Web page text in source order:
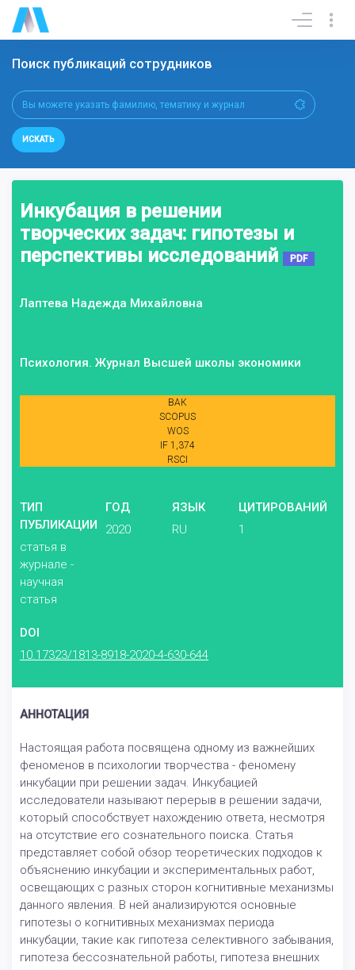
Поиск публикаций сотрудников
ИСКАТЬ
Инкубация в решении
творческих задач: гипотезы и
перспективы исследований
PDF
Лаптева Надежда Михайловна
Психология. Журнал Высшей школы экономики
ВАК
SCOPUS
WOS
IF 1,374
RSCI
ТИП
ПУБЛИКАЦИИ
статья в
журнале -
научная
статья
ГОД
2020
ЯЗЫК
RU
ЦИТИРОВАНИЙ
1
DOI
10.17323/1813-8918-2020-4-630-644
АННОТАЦИЯ
Настоящая работа посвящена одному из важнейших
феноменов в психологии творчества - феномену
инкубации при решении задач. Инкубацией
исследователи называют перерыв в решении задачи,
который способствует нахождению ответа, несмотря
на отсутствие его сознательного поиска. Статья
представляет собой обзор теоретических подходов к
объяснению инкубации и экспериментальных работ,
освещающих с разных сторон когнитивные механизмы
данного явления. В ней анализируются основные
гипотезы о когнитивных механизмах периода
инкубации, такие как гипотеза селективного забывания,
гипотеза бессознательной работы, гипотеза внешних